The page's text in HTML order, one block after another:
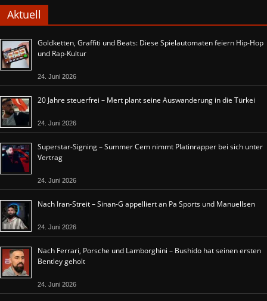
Aktuell
Goldketten, Graffiti und Beats: Diese Spielautomaten feiern Hip-Hop
und Rap-Kultur
24. Juni 2026
20 Jahre steuerfrei – Mert plant seine Auswanderung in die Türkei
24. Juni 2026
Superstar-Signing – Summer Cem nimmt Platinrapper bei sich unter
Vertrag
24. Juni 2026
Nach Iran-Streit – Sinan-G appelliert an Pa Sports und Manuellsen
24. Juni 2026
Nach Ferrari, Porsche und Lamborghini – Bushido hat seinen ersten
Bentley geholt
24. Juni 2026